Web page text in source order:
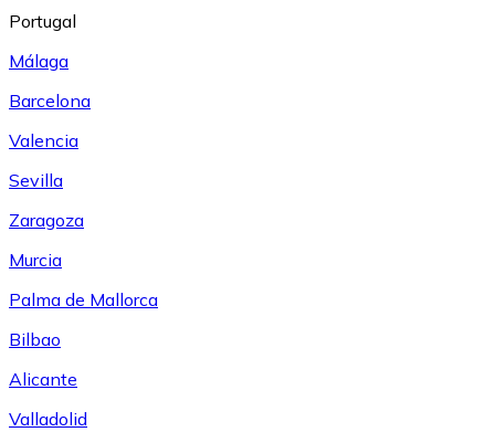
Portugal
Málaga
Barcelona
Valencia
Sevilla
Zaragoza
Murcia
Palma de Mallorca
Bilbao
Alicante
Valladolid